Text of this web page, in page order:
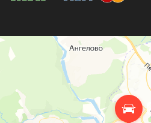
Автосервис Л-Сервис
Автосервис, автотехцентр в Красногорске
Кузовной ремонт в Красногорске